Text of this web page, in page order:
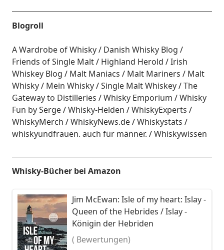
Blogroll
A Wardrobe of Whisky
Danish Whisky Blog
Friends of Single Malt
Highland Herold
Irish
Whiskey Blog
Malt Maniacs Malt Mariners
Malt
Whisky
Mein Whisky Single Malt Whiskey
The
Gateway to Distilleries
Whisky Emporium
Whisky
Fun by Serge
Whisky-Helden
WhiskyExperts
WhiskyMerch
WhiskyNews.de
Whiskystats
whiskyundfrauen. auch für männer.
Whiskywissen
Whisky-Bücher bei Amazon
Jim McEwan: Isle of my heart: Islay -
Queen of the Hebrides / Islay -
Königin der Hebriden
( Bewertungen)